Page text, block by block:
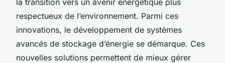
respectueux de l’environnement. Parmi ces
innovations, le développement de systèmes
avancés de stockage d’énergie se démarque. Ces
nouvelles solutions permettent de mieux gérer